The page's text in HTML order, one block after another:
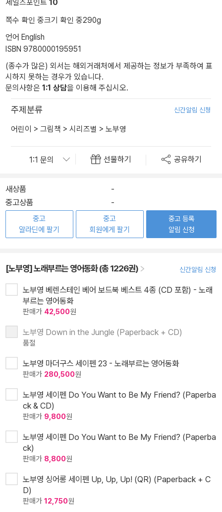
세일즈포인트 10
쪽수 확인 중크기 확인 중290g
언어 English
ISBN 9780000195951
(종수가 많은) 외서는 해외거래처에서 제공하는 정보가 부족하여 표
시하지 못하는 경우가 있습니다.
문의사항은 1:1 상담을 이용해 주십시오.
주제분류 신간알림 신청
어린이 > 그림책 > 시리즈별 > 노부영
선물하기 공유하기
새상품
-
중고상품
-
중고
알라딘에 팔기
중고
회원에게 팔기
중고 등록
알림 신청
[노부영] 노래부르는 영어동화 (총 1226권) 신간알림 신청
노부영 베렌스테인 베어 보드북 베스트 4종 (CD 포함) - 노래
부르는 영어동화
판매가 42,500원
노부영 Down in the Jungle (Paperback + CD)
품절
노부영 마더구스 세이펜 23 - 노래부르는 영어동화
판매가 280,500원
노부영 세이펜 Do You Want to Be My Friend? (Paperba
ck & CD)
판매가 9,800원
노부영 세이펜 Do You Want to Be My Friend? (Paperba
ck)
판매가 8,800원
노부영 싱어롱 세이펜 Up, Up, Up! (QR) (Paperback + C
D)
판매가 12,750원